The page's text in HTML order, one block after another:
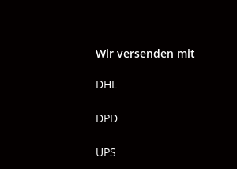
Wir versenden mit
DHL
DPD
UPS